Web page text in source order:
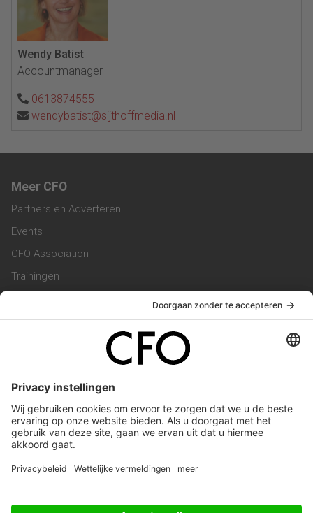
Wendy Batist
Accountmanager
0613874555
wendybatist@sijthoffmedia.nl
Meer CFO
Partners en Adverteren
Events
CFO Association
Trainingen
Vacatures
Service & Contact
Werken bij ons
Privacy Statement
Algemene Voorwaarden